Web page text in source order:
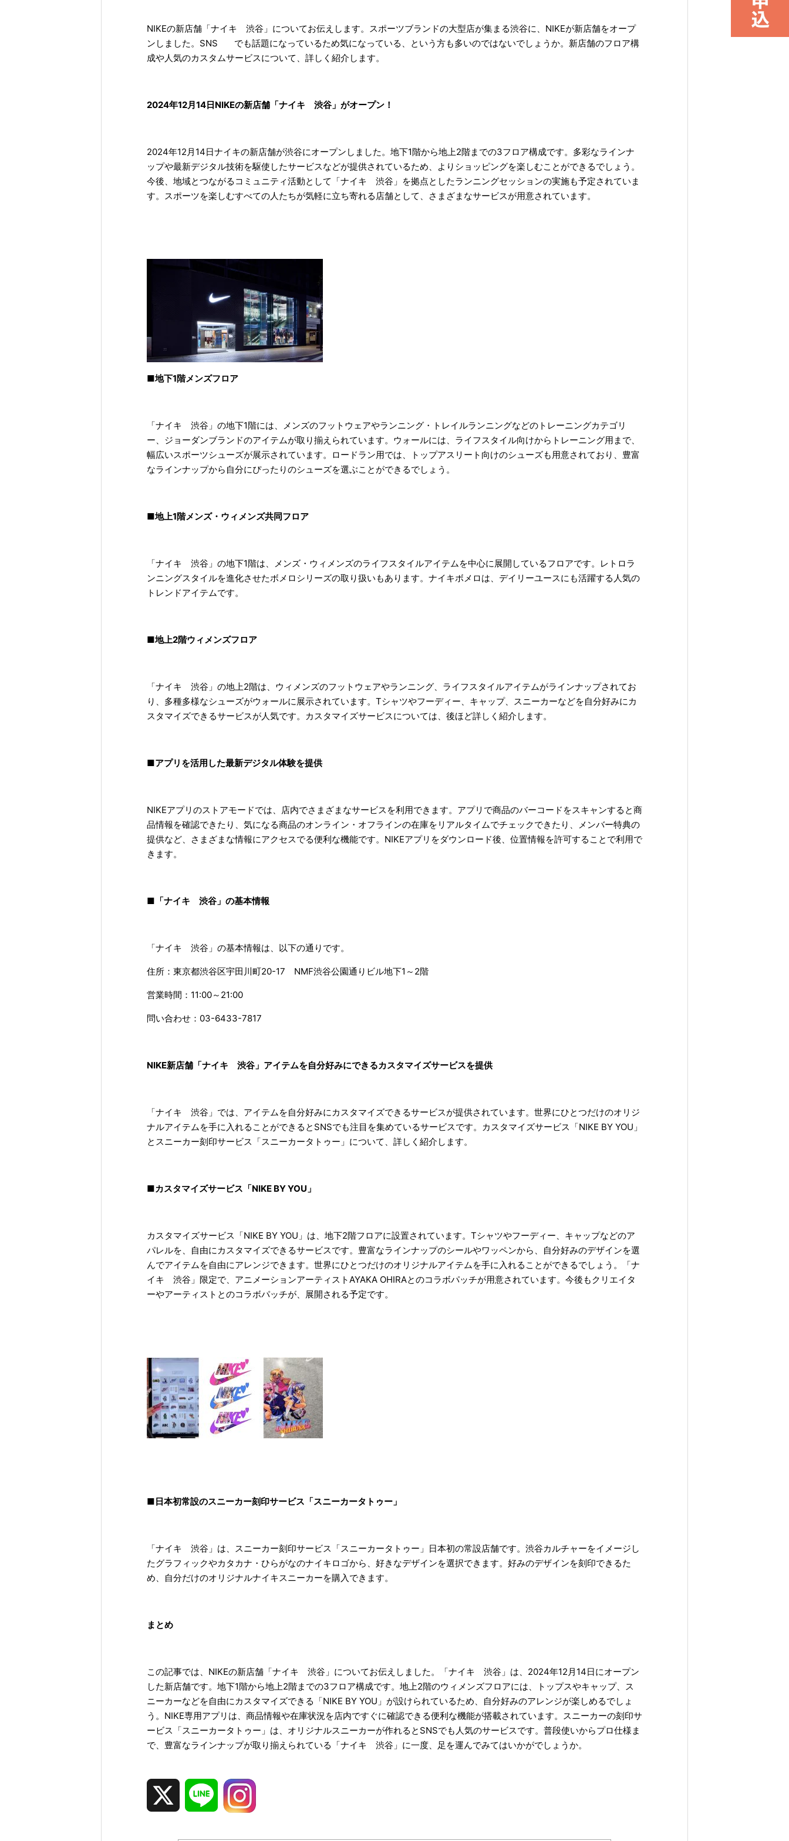
NIKEの新店舗「ナイキ 渋谷」についてお伝えします。スポーツブランドの大型店が集まる渋谷に、NIKEが新店舗をオープ
ンしました。SNS でも話題になっているため気になっている、という方も多いのではないでしょうか。新店舗のフロア構
成や人気のカスタムサービスについて、詳しく紹介します。
2024年12月14日NIKEの新店舗「ナイキ 渋谷」がオープン！
2024年12月14日ナイキの新店舗が渋谷にオープンしました。地下1階から地上2階までの3フロア構成です。多彩なラインナ
ップや最新デジタル技術を駆使したサービスなどが提供されているため、よりショッピングを楽しむことができるでしょう。
今後、地域とつながるコミュニティ活動として「ナイキ 渋谷」を拠点としたランニングセッションの実施も予定されていま
す。スポーツを楽しむすべての人たちが気軽に立ち寄れる店舗として、さまざまなサービスが用意されています。
■地下1階メンズフロア
「ナイキ 渋谷」の地下1階には、メンズのフットウェアやランニング・トレイルランニングなどのトレーニングカテゴリ
ー、ジョーダンブランドのアイテムが取り揃えられています。ウォールには、ライフスタイル向けからトレーニング用まで、
幅広いスポーツシューズが展示されています。ロードラン用では、トップアスリート向けのシューズも用意されており、豊富
なラインナップから自分にぴったりのシューズを選ぶことができるでしょう。
■地上1階メンズ・ウィメンズ共同フロア
「ナイキ 渋谷」の地下1階は、メンズ・ウィメンズのライフスタイルアイテムを中心に展開しているフロアです。レトロラ
ンニングスタイルを進化させたボメロシリーズの取り扱いもあります。ナイキボメロは、デイリーユースにも活躍する人気の
トレンドアイテムです。
■地上2階ウィメンズフロア
「ナイキ 渋谷」の地上2階は、ウィメンズのフットウェアやランニング、ライフスタイルアイテムがラインナップされてお
り、多種多様なシューズがウォールに展示されています。Tシャツやフーディー、キャップ、スニーカーなどを自分好みにカ
スタマイズできるサービスが人気です。カスタマイズサービスについては、後ほど詳しく紹介します。
■アプリを活用した最新デジタル体験を提供
NIKEアプリのストアモードでは、店内でさまざまなサービスを利用できます。アプリで商品のバーコードをスキャンすると商
品情報を確認できたり、気になる商品のオンライン・オフラインの在庫をリアルタイムでチェックできたり、メンバー特典の
提供など、さまざまな情報にアクセスでる便利な機能です。NIKEアプリをダウンロード後、位置情報を許可することで利用で
きます。
■「ナイキ 渋谷」の基本情報
「ナイキ 渋谷」の基本情報は、以下の通りです。
住所：東京都渋谷区宇田川町20-17 NMF渋谷公園通りビル地下1～2階
営業時間：11:00～21:00
問い合わせ：03-6433-7817
NIKE新店舗「ナイキ 渋谷」アイテムを自分好みにできるカスタマイズサービスを提供
「ナイキ 渋谷」では、アイテムを自分好みにカスタマイズできるサービスが提供されています。世界にひとつだけのオリジ
ナルアイテムを手に入れることができるとSNSでも注目を集めているサービスです。カスタマイズサービス「NIKE BY YOU」
とスニーカー刻印サービス「スニーカータトゥー」について、詳しく紹介します。
■カスタマイズサービス「NIKE BY YOU」
カスタマイズサービス「NIKE BY YOU」は、地下2階フロアに設置されています。Tシャツやフーディー、キャップなどのア
パレルを、自由にカスタマイズできるサービスです。豊富なラインナップのシールやワッペンから、自分好みのデザインを選
んでアイテムを自由にアレンジできます。世界にひとつだけのオリジナルアイテムを手に入れることができるでしょう。「ナ
イキ 渋谷」限定で、アニメーションアーティストAYAKA OHIRAとのコラボパッチが用意されています。今後もクリエイタ
ーやアーティストとのコラボパッチが、展開される予定です。
■日本初常設のスニーカー刻印サービス「スニーカータトゥー」
「ナイキ 渋谷」は、スニーカー刻印サービス「スニーカータトゥー」日本初の常設店舗です。渋谷カルチャーをイメージし
たグラフィックやカタカナ・ひらがなのナイキロゴから、好きなデザインを選択できます。好みのデザインを刻印できるた
め、自分だけのオリジナルナイキスニーカーを購入できます。
まとめ
この記事では、NIKEの新店舗「ナイキ 渋谷」についてお伝えしました。「ナイキ 渋谷」は、2024年12月14日にオープン
した新店舗です。地下1階から地上2階までの3フロア構成です。地上2階のウィメンズフロアには、トップスやキャップ、ス
ニーカーなどを自由にカスタマイズできる「NIKE BY YOU」が設けられているため、自分好みのアレンジが楽しめるでしょ
う。NIKE専用アプリは、商品情報や在庫状況を店内ですぐに確認できる便利な機能が搭載されています。スニーカーの刻印サ
ービス「スニーカータトゥー」は、オリジナルスニーカーが作れるとSNSでも人気のサービスです。普段使いからプロ仕様ま
で、豊富なラインナップが取り揃えられている「ナイキ 渋谷」に一度、足を運んでみてはいかがでしょうか。